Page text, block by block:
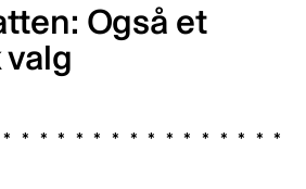
Også et